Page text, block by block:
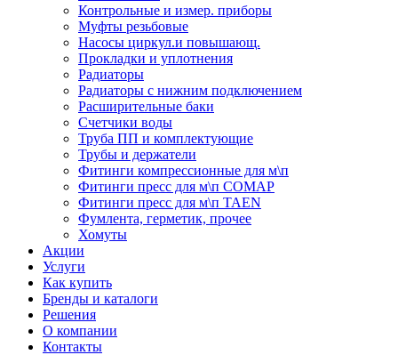
Контрольные и измер. приборы
Муфты резьбовые
Насосы циркул.и повышающ.
Прокладки и уплотнения
Радиаторы
Радиаторы с нижним подключением
Расширительные баки
Счетчики воды
Труба ПП и комплектующие
Трубы и держатели
Фитинги компрессионные для м\п
Фитинги пресс для м\п COMAP
Фитинги пресс для м\п TAEN
Фумлента, герметик, прочее
Хомуты
Акции
Услуги
Как купить
Бренды и каталоги
Решения
О компании
Контакты